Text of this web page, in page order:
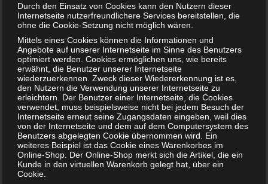
Möhrensuppe nach Moro – Karottensuppe gegen Durchfall
Durch den Einsatz von Cookies kann den Nutzern dieser
Internetseite nutzerfreundlichere Services bereitstellen, die
ohne die Cookie-Setzung nicht möglich wären.
Mittels eines Cookies können die Informationen und
Angebote auf unserer Internetseite im Sinne des Benutzers
optimiert werden. Cookies ermöglichen uns, wie bereits
erwähnt, die Benutzer unserer Internetseite
wiederzuerkennen. Zweck dieser Wiedererkennung ist es,
den Nutzern die Verwendung unserer Internetseite zu
erleichtern. Der Benutzer einer Internetseite, die Cookies
verwendet, muss beispielsweise nicht bei jedem Besuch der
Internetseite erneut seine Zugangsdaten eingeben, weil dies
von der Internetseite und dem auf dem Computersystem des
Benutzers abgelegten Cookie übernommen wird. Ein
weiteres Beispiel ist das Cookie eines Warenkorbes im
Online-Shop. Der Online-Shop merkt sich die Artikel, die ein
Kunde in den virtuellen Warenkorb gelegt hat, über ein
Cookie.